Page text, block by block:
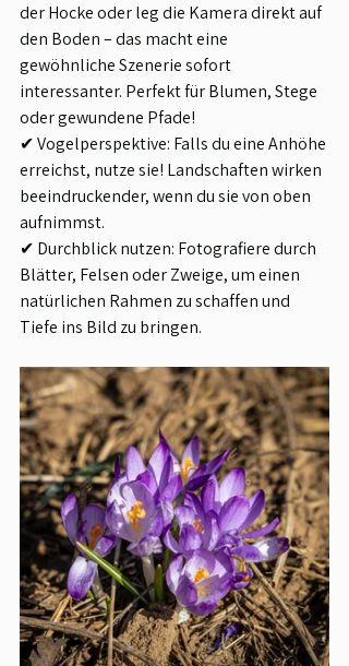
der Hocke oder leg die Kamera direkt auf
den Boden – das macht eine
gewöhnliche Szenerie sofort
interessanter. Perfekt für Blumen, Stege
oder gewundene Pfade!
✔ Vogelperspektive: Falls du eine Anhöhe
erreichst, nutze sie! Landschaften wirken
beeindruckender, wenn du sie von oben
aufnimmst.
✔ Durchblick nutzen: Fotografiere durch
Blätter, Felsen oder Zweige, um einen
natürlichen Rahmen zu schaffen und
Tiefe ins Bild zu bringen.